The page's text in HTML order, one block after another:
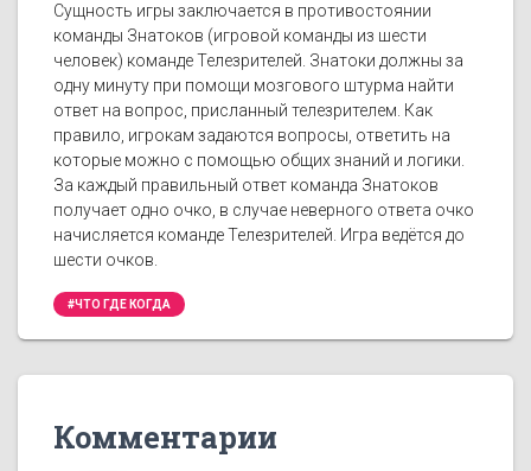
Сущность игры заключается в противостоянии
команды Знатоков (игровой команды из шести
человек) команде Телезрителей. Знатоки должны за
одну минуту при помощи мозгового штурма найти
ответ на вопрос, присланный телезрителем. Как
правило, игрокам задаются вопросы, ответить на
которые можно с помощью общих знаний и логики.
За каждый правильный ответ команда Знатоков
получает одно очко, в случае неверного ответа очко
начисляется команде Телезрителей. Игра ведётся до
шести очков.
#ЧТО ГДЕ КОГДА
Комментарии